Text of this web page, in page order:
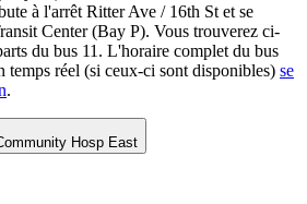
à l'arrêt Ritter Ave / 16th St et se
Center (Bay P). Vous trouverez ci-
du bus 11. L'horaire complet du bus
temps réel (si ceux-ci sont disponibles) se
.
Hosp East